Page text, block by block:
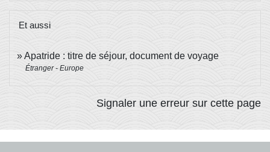
Et aussi
Apatride : titre de séjour, document de voyage
Étranger - Europe
Signaler une erreur sur cette page